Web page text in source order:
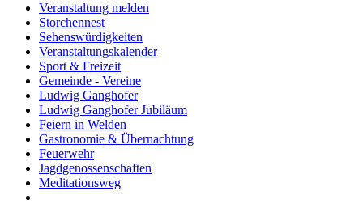
Veranstaltung melden
Storchennest
Sehenswürdigkeiten
Veranstaltungskalender
Sport & Freizeit
Gemeinde - Vereine
Ludwig Ganghofer
Ludwig Ganghofer Jubiläum
Feiern in Welden
Gastronomie & Übernachtung
Feuerwehr
Jagdgenossenschaften
Meditationsweg